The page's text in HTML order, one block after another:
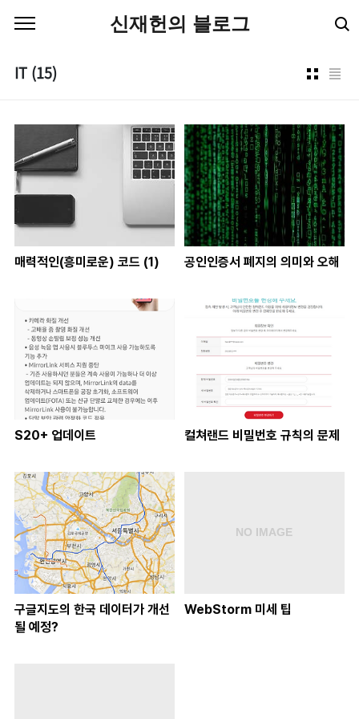
신재헌의 블로그
IT (15)
매력적인(흥미로운) 코드 (1) 공인인증서 폐지의 의미와 오해
S20+ 업데이트 컬쳐랜드 비밀번호 규칙의 문제
구글지도의 한국 데이터가 개선
될 예정?
WebStorm 미세 팁